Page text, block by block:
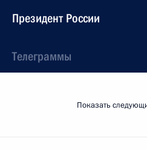
Президент России
Телеграммы
Показать